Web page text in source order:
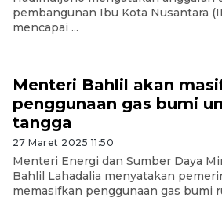
pembangunan Ibu Kota Nusantara
mencapai ...
Menteri Bahlil akan
penggunaan gas bumi
tangga
27 Maret 2025 11:50
Menteri Energi dan Sumber Daya
Bahlil Lahadalia menyatakan
memasifkan penggunaan gas bumi
23 Juli 2026 14:28